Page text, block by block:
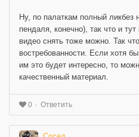
Ну, по палаткам полный ликбез
пендаля, конечно), так что и
видео снять тоже можно. Так
востребованности. Если хотя
им это будет интересно, то
качественный материал.
0 Ответить